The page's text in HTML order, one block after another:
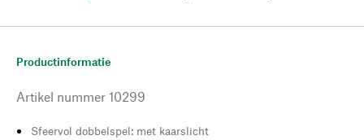
Productinformatie
Artikel nummer 10299
Sfeervol dobbelspel: met kaarslicht